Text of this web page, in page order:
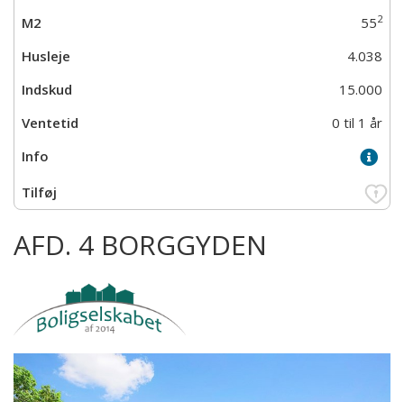
552
4.038
15.000
0 til 1 år
AFD. 4 BORGGYDEN